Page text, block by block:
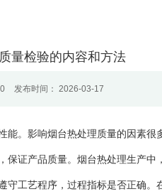
量检验的内容和方法
发布时间： 2026-03-17
。影响烟台热处理质量的因素
证产品质量。烟台热处理生产
工艺程序，过程指标是否正确